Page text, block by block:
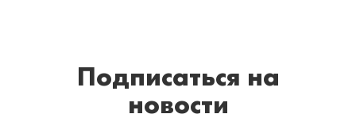
Подписаться на
новости